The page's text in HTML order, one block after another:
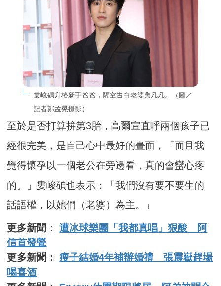
婁峻碩升格新手爸爸，隔空告白老婆焦凡凡。（圖／
記者鄭孟晃攝影）
至於是否打算拚第3胎，高爾宣直呼兩個孩子已
經很完美，是自己心中最好的畫面，「而且我
覺得懷孕以一個老公在旁邊看，真的會蠻心疼
的。」婁峻碩也表示：「我們沒有要不要生的
話語權，以她們（老婆）為主。」
更多新聞：遭冰球樂團「我都真唱」狠酸 阿
信首發聲
更多新聞：瘦子結婚4年補辦婚禮 張震嶽趕場
喝喜酒